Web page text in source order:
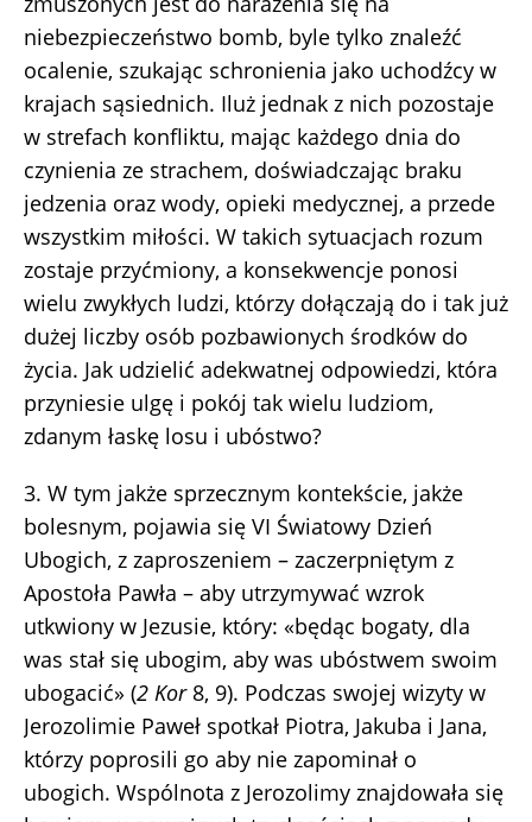
niebezpieczeństwo bomb, byle tylko znaleźć
ocalenie, szukając schronienia jako uchodźcy w
krajach sąsiednich. Iluż jednak z nich pozostaje
w strefach konfliktu, mając każdego dnia do
czynienia ze strachem, doświadczając braku
jedzenia oraz wody, opieki medycznej, a przede
wszystkim miłości. W takich sytuacjach rozum
zostaje przyćmiony, a konsekwencje ponosi
wielu zwykłych ludzi, którzy dołączają do i tak już
dużej liczby osób pozbawionych środków do
życia. Jak udzielić adekwatnej odpowiedzi, która
przyniesie ulgę i pokój tak wielu ludziom,
zdanym łaskę losu i ubóstwo?
3. W tym jakże sprzecznym kontekście, jakże
bolesnym, pojawia się VI Światowy Dzień
Ubogich, z zaproszeniem – zaczerpniętym z
Apostoła Pawła – aby utrzymywać wzrok
utkwiony w Jezusie, który: «będąc bogaty, dla
was stał się ubogim, aby was ubóstwem swoim
ubogacić» (2 Kor8, 9). Podczas swojej wizyty w
Jerozolimie Paweł spotkał Piotra, Jakuba i Jana,
którzy poprosili go aby nie zapominał o
ubogich. Wspólnota z Jerozolimy znajdowała się